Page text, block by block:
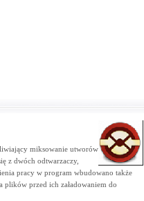
miksowanie utworów
z dwóch odtwarzaczy,
pracy w program wbudowano także
plików przed ich załadowaniem do